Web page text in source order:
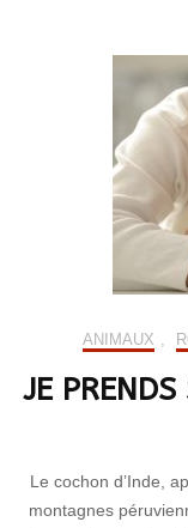
ANIMAUX ,
JE
Le cochon d’Inde,
montagnes